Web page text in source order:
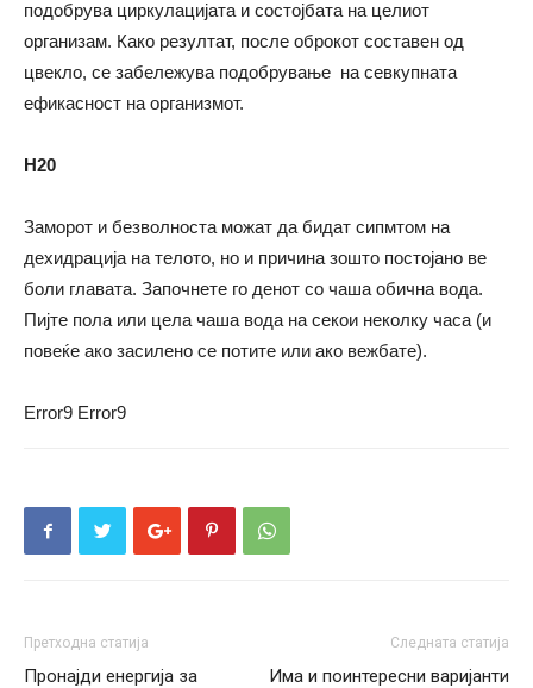
подобрува циркулацијата и состојбата на целиот
организам. Како резултат, после оброкот составен од
цвекло, се забележува подобрување на севкупната
ефикасност на организмот.
H20
Заморот и безволноста можат да бидат сипмтом на
дехидрација на телото, но и причина зошто постојано ве
боли главата. Започнете го денот со чаша обична вода.
Пијте пола или цела чаша вода на секои неколку часа (и
повеќе ако засилено се потите или ако вежбате).
Error9 Error9
Претходна статија
Пронајди енергија за
Следната статија
Има и поинтересни варијанти